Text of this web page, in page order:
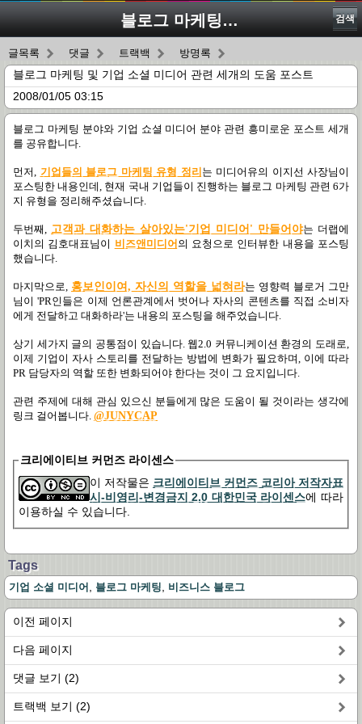
블로그 마케팅 및 기업 소셜 미디어 관련 세개의 도움 포스트 검색
글목록 댓글 트랙백 방명록
블로그 마케팅 및 기업 소셜 미디어 관련 세개의 도움 포스트
2008/01/05 03:15
블로그 마케팅 분야와 기업 쇼셜 미디어 분야 관련 흥미로운 포스트 세개
를 공유합니다.
먼저, 기업들의 블로그 마케팅 유형 정리 는 미디어유의 이지선 사장님이
포스팅한 내용인데, 현재 국내 기업들이 진행하는 블로그 마케팅 관련 6가
지 유형을 정리해주셨습니다.
두번째, 고객과 대화하는 살아있는'기업 미디어' 만들어야는 더랩에
이치의 김호대표님이 비즈앤미디어 의 요청으로 인터뷰한 내용을 포스팅
했습니다.
마지막으로, 홍보인이여, 자신의 역할을 넓혀라는 영향력 블로거 그만
님이 'PR인들은 이제 언론관계에서 벗어나 자사의 콘텐츠를 직접 소비자
에게 전달하고 대화하라'는 내용의 포스팅을 해주었습니다.
상기 세가지 글의 공통점이 있습니다. 웹2.0 커뮤니케이션 환경의 도래로,
이제 기업이 자사 스토리를 전달하는 방법에 변화가 필요하며, 이에 따라
PR 담당자의 역할 또한 변화되어야 한다는 것이 그 요지입니다.
관련 주제에 대해 관심 있으신 분들에게 많은 도움이 될 것이라는 생각에
링크 걸어봅니다. @JUNYCAP
크리에이티브 커먼즈 라이센스
이 저작물은 크리에이티브 커먼즈 코리아 저작자표
시-비영리-변경금지 2.0 대한민국 라이센스에 따라
이용하실 수 있습니다.
Tags
기업 소셜 미디어 블로그 마케팅 비즈니스 블로그
이전 페이지
다음 페이지
댓글 보기 (2)
트랙백 보기 (2)